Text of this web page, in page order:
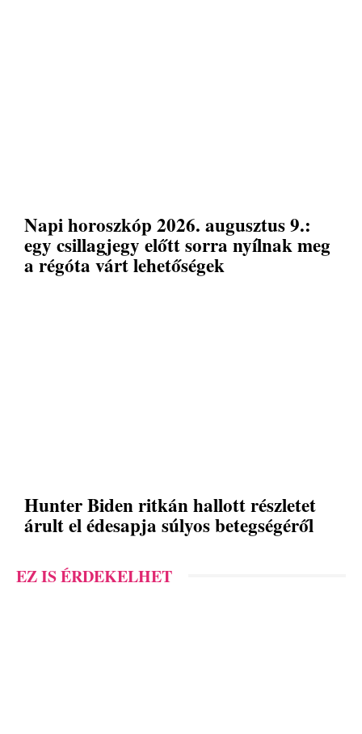
Napi horoszkóp 2026. augusztus 9.:
egy csillagjegy előtt sorra nyílnak meg
a régóta várt lehetőségek
Hunter Biden ritkán hallott részletet
árult el édesapja súlyos betegségéről
EZ IS ÉRDEKELHET